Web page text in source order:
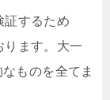
証するため
ります。大一
ものを全てま